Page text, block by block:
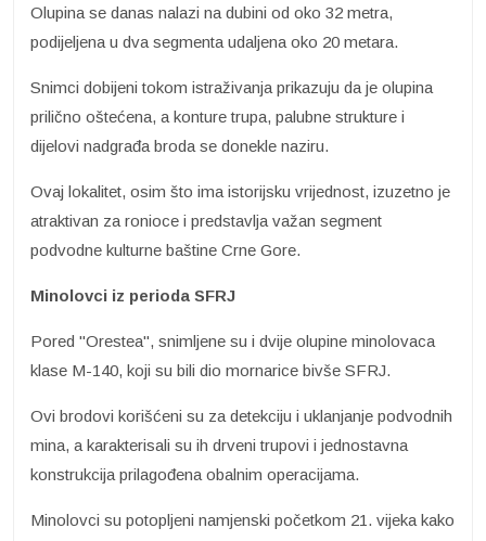
Olupina se danas nalazi na dubini od oko 32 metra,
podijeljena u dva segmenta udaljena oko 20 metara.
Snimci dobijeni tokom istraživanja prikazuju da je olupina
prilično oštećena, a konture trupa, palubne strukture i
dijelovi nadgrađa broda se donekle naziru.
Ovaj lokalitet, osim što ima istorijsku vrijednost, izuzetno je
atraktivan za ronioce i predstavlja važan segment
podvodne kulturne baštine Crne Gore.
Minolovci iz perioda SFRJ
Pored "Orestea", snimljene su i dvije olupine minolovaca
klase M-140, koji su bili dio mornarice bivše SFRJ.
Ovi brodovi korišćeni su za detekciju i uklanjanje podvodnih
mina, a karakterisali su ih drveni trupovi i jednostavna
konstrukcija prilagođena obalnim operacijama.
Minolovci su potopljeni namjenski početkom 21. vijeka kako